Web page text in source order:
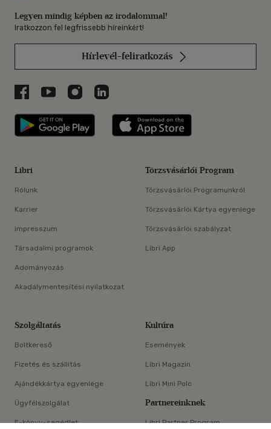
Legyen mindig képben az irodalommal!
Iratkozzon fel legfrissebb híreinkért!
Hírlevél-feliratkozás
Libri a Facebookon
Libri a Youtube-on
Libri az Instagramon
Libri a LinkedInen
Libri applikáció Szerezd meg: Google
Libri
Rólunk
Karrier
Impresszum
Társadalmi programok
Adományozás
Akadálymentesítési nyilatkozat
Törzsvásárlói Program
Törzsvásárlói Programunkról
Törzsvásárlói Kártya egyenlege
Törzsvásárlói szabályzat
Libri App
Szolgáltatás
Boltkereső
Fizetés és szállítás
Ajándékkártya egyenlege
Ügyfélszolgálat
E-könyv-segédlet
Kultúra
Események
Libri Magazin
Libri Mini Polc
Partnereinknek
Libri Partner Program